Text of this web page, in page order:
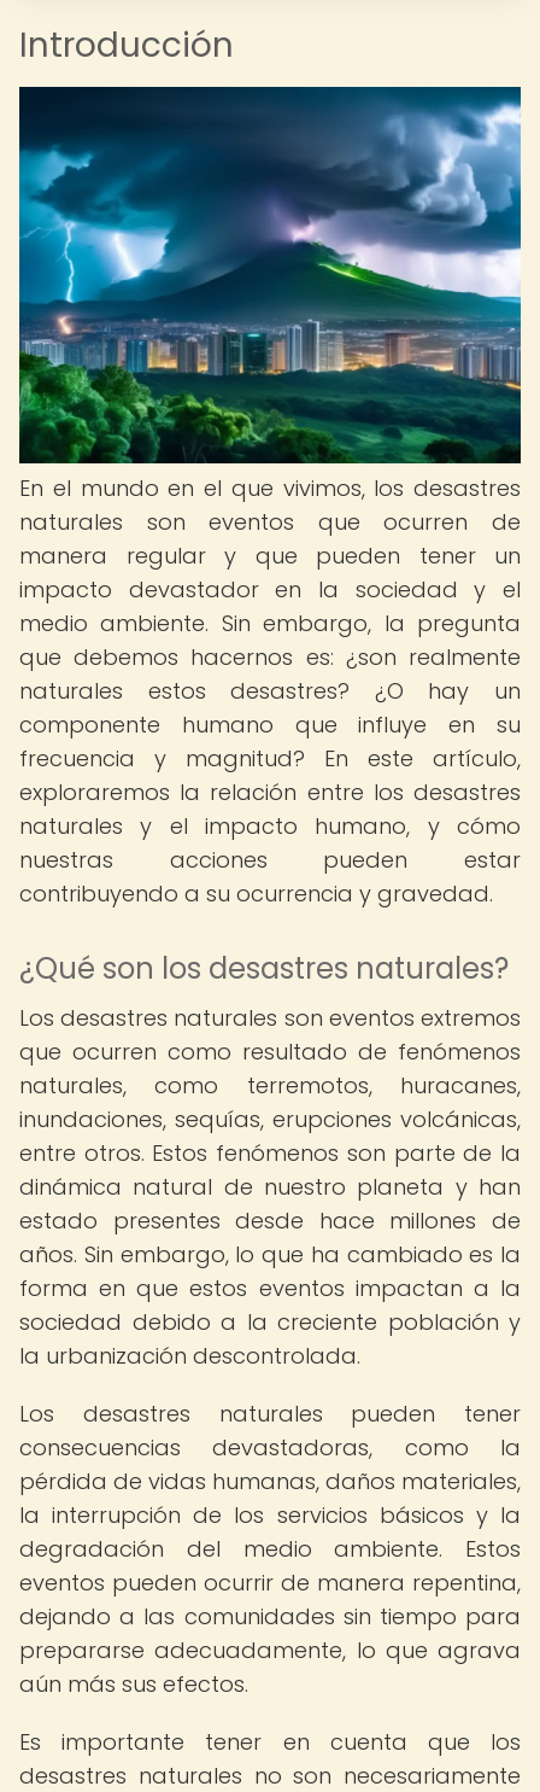
Introducción
En el mundo en el que vivimos, los desastres
naturales son eventos que ocurren de
manera regular y que pueden tener un
impacto devastador en la sociedad y el
medio ambiente. Sin embargo, la pregunta
que debemos hacernos es: ¿son realmente
naturales estos desastres? ¿O hay un
componente humano que influye en su
frecuencia y magnitud? En este artículo,
exploraremos la relación entre los desastres
naturales y el impacto humano, y cómo
nuestras acciones pueden estar
contribuyendo a su ocurrencia y gravedad.
¿Qué son los desastres naturales?
Los desastres naturales son eventos extremos
que ocurren como resultado de fenómenos
naturales, como terremotos, huracanes,
inundaciones, sequías, erupciones volcánicas,
entre otros. Estos fenómenos son parte de la
dinámica natural de nuestro planeta y han
estado presentes desde hace millones de
años. Sin embargo, lo que ha cambiado es la
forma en que estos eventos impactan a la
sociedad debido a la creciente población y
la urbanización descontrolada.
Los desastres naturales pueden tener
consecuencias devastadoras, como la
pérdida de vidas humanas, daños materiales,
la interrupción de los servicios básicos y la
degradación del medio ambiente. Estos
eventos pueden ocurrir de manera repentina,
dejando a las comunidades sin tiempo para
prepararse adecuadamente, lo que agrava
aún más sus efectos.
Es importante tener en cuenta que los
desastres naturales no son necesariamente